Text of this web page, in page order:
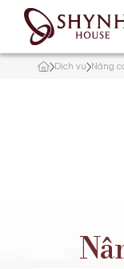
Liên hệ với
1900 989
TẮM TRẮNG
Dịch vụ Nâng